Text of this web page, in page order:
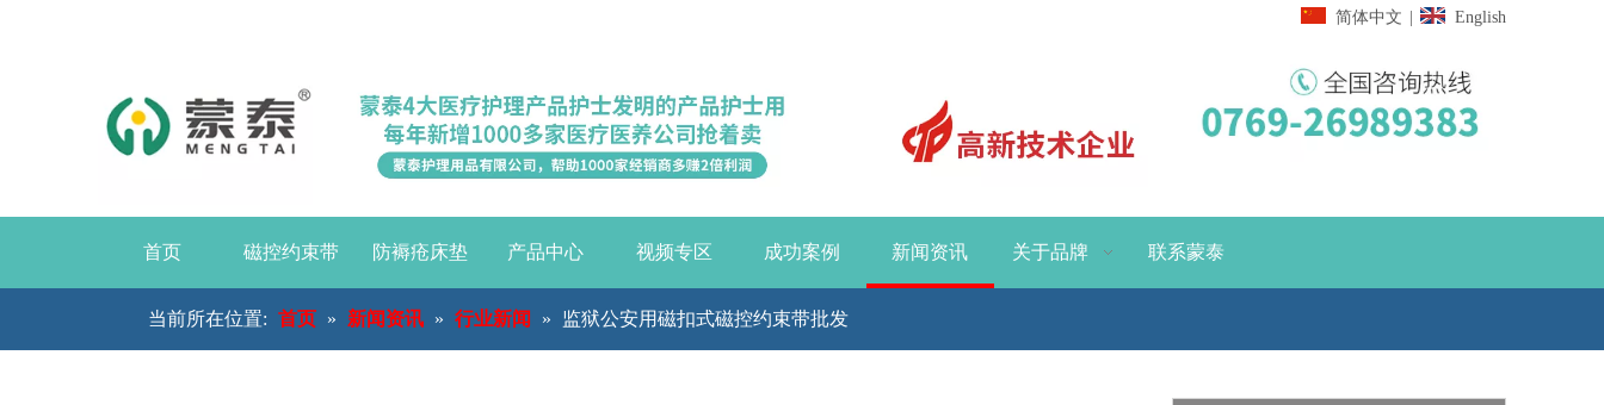
简体中文 English
首页 磁控约束带 防褥疮床垫 产品中心 视频专区 成功案例 新闻资讯 关于品牌 联系蒙泰
当前所在位置: 首页 » 新闻资讯 » 行业新闻 » 监狱公安用磁扣式磁控约束带批发